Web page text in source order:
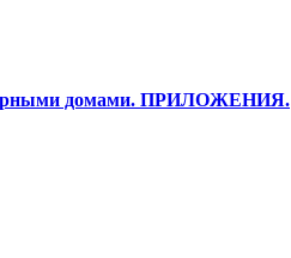
домами. ПРИЛОЖЕНИЯ.